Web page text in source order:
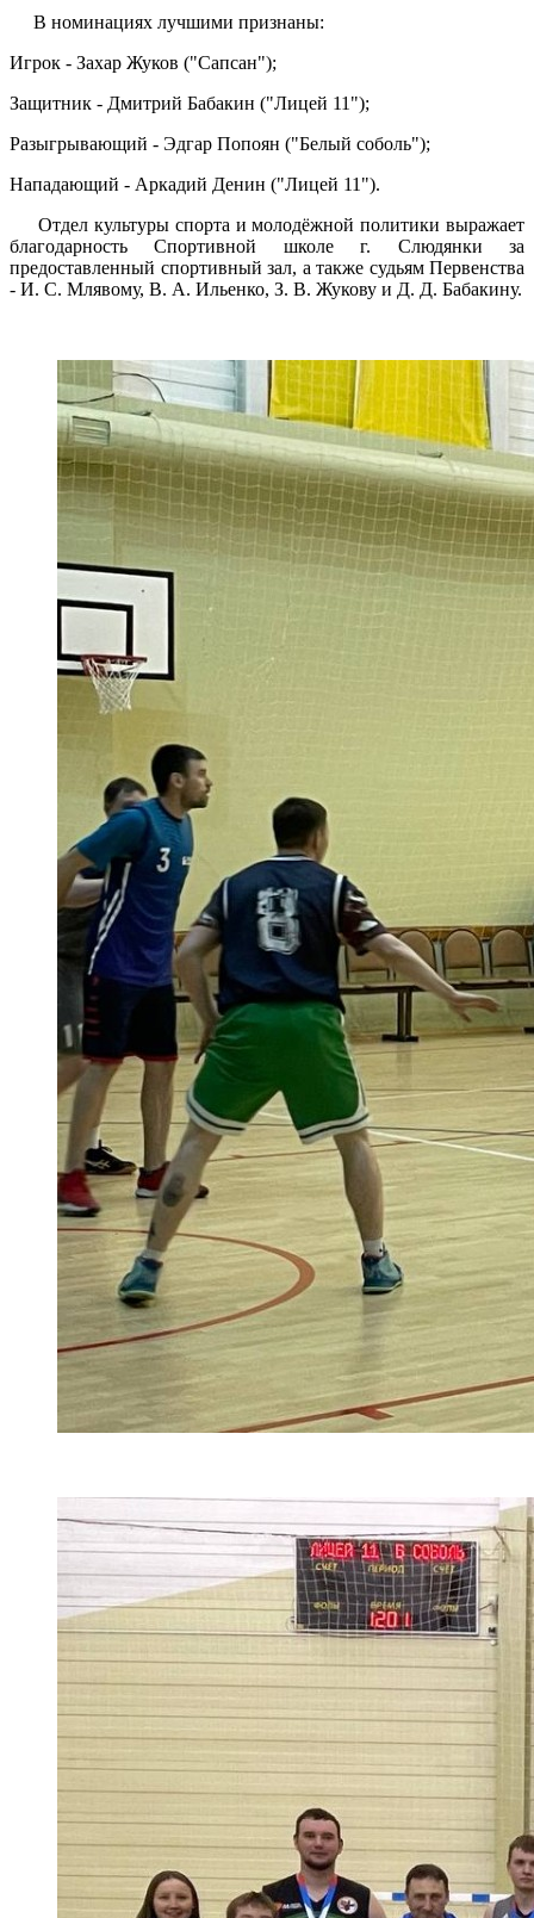
В номинациях лучшими признаны:
Игрок - Захар Жуков ("Сапсан");
Защитник - Дмитрий Бабакин ("Лицей 11");
Разыгрывающий - Эдгар Попоян ("Белый соболь");
Нападающий - Аркадий Денин ("Лицей 11").
Отдел культуры спорта и молодёжной политики выражает
благодарность Спортивной школе г. Слюдянки за
предоставленный спортивный зал, а также судьям Первенства
- И. С. Млявому, В. А. Ильенко, З. В. Жукову и Д. Д. Бабакину.